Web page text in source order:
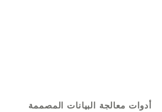
أدوات معالجة البيانات المصممة